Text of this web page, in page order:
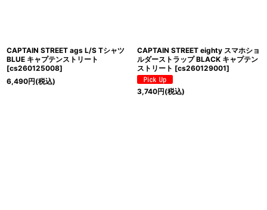
CAPTAIN STREET ags L/S Tシャツ
BLUE キャプテンストリート
[cs260125008]
6,490円(税込)
CAPTAIN STREET eighty スマホショ
ルダーストラップ BLACK キャプテン
ストリート [cs260129001]
3,740円(税込)